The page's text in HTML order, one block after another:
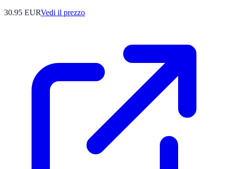
30.95 EURVedi il prezzo